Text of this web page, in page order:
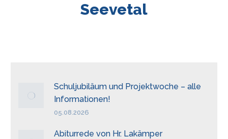
Seevetal
Schuljubiläum und Projektwoche – alle
Informationen!
05.08.2026
Abiturrede von Hr. Lakämper